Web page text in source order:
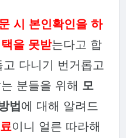
시 본인확인을 하
을 못받는다고 합
다니기 번거롭고
분들을 위해 모
법에 대해 알려드
이니 얼른 따라해